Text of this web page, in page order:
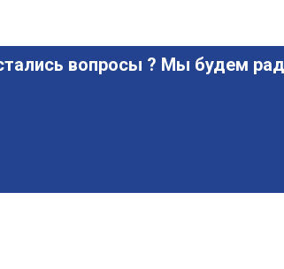
вопросы ? Мы будем